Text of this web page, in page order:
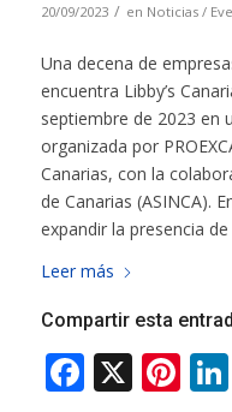
20/09/2023 / en Noticias /
Una decena de
encuentra Libby’s
septiembre de 2023 en
organizada por
Canarias, con la
de Canarias (ASINCA).
expandir la presencia
Leer más
Compartir esta